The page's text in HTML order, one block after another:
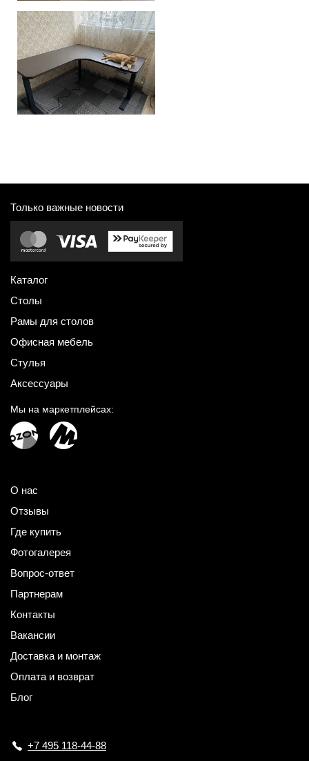
Только важные новости
Каталог
Столы
Рамы для столов
Офисная мебель
Стулья
Аксессуары
Мы на маркетплейсах:
О нас
Отзывы
Где купить
Фотогалерея
Вопрос-ответ
Партнерам
Контакты
Вакансии
Доставка и монтаж
Оплата и возврат
Блог
+7 495 118-44-88